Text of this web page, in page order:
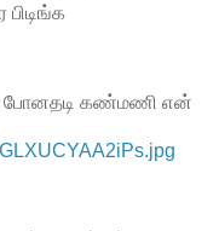
போனதடி கண்மணி என்